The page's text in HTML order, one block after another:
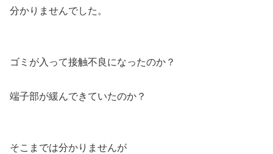
分かりませんでした。
ゴミが入って接触不良になったのか？
端子部が緩んできていたのか？
そこまでは分かりませんが